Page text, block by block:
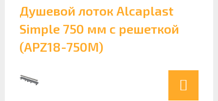
Душевой лоток Alcaplast
Simple 750 мм с решеткой
(APZ18-750M)